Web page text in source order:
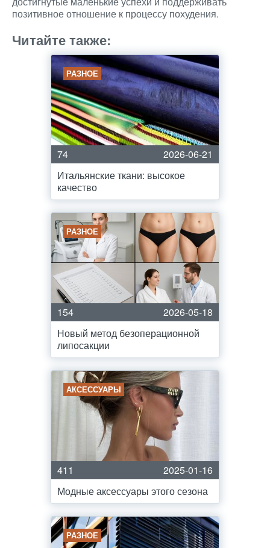
позитивное отношение к процессу похудения.
Читайте также:
РАЗНОЕ
74
2026-06-21
Итальянские ткани: высокое
качество
РАЗНОЕ
154
2026-05-18
Новый метод безоперационной
липосакции
АКСЕССУАРЫ
411
2025-01-16
Модные аксессуары этого сезона
РАЗНОЕ